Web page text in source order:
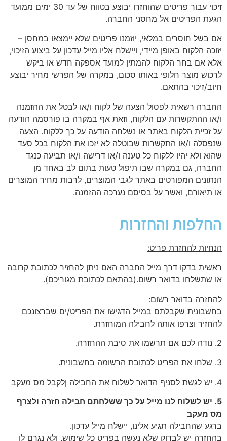
זיכוי עבור פריטים שהוחזרו יבוצע בטווח של עד 30 ימים ממועד
הגעת הפריטים אל מחסני החברה.
אם בשל חוסרים במלאי, יוזמנו פריטים שלא יימצאו במחסן –
יזוכה הלקוח באופן מיידי, ויישלח אליו מייל עדכון על ביצוע הזיכוי,
אלא אם בחר הלקוח להמתין למועד אספקה חדש או ביקש
לרכוש מוצר חלופי באותו סכום, במקרה של הפרשי מחיר יבוצע
חיוב/זיכוי בהתאם.
החברה רשאית לפסול הצעה של לקוח ו/או לבטל את ההזמנה
ו/או ההתקשרות עם הלקוח, וזאת אף במקרה בו פורסמה הודעה
על זכיית הלקוח באתר או נשלחה הודעה על כך ללקוח. הצעה
שנפסלה ו/או התקשרות שבוטלה לא יזכו את הלקוח בכל סעד
שהוא ולא יהיו ללקוח כל טענה ו/או דרישה ו/או תביעה כנגד
החברה, גם במקרה שבו תיפול טעות בתום לב באחד מן
הנתונים המפורטים באתר לגבי המוצרים, לרבות מחיר המוצרים
או תיאורם, ואשר על בסיסם נערכה ההזמנה.
החלפות והחזרות
הנחיות להחזרת פריט:
ראשית בדקו דרך מייל החברה האם ניתן להחזיר לכתובת קרובה
או שתשלחו בדואר רשום.(בהתאם לכתובת מגוריכם).
להחזרה בדואר רשום:
בחשבונית שקבלתם במייל הדגישו את הפריט/ים שברצונכם
להחזיר וצרפו אותה לחבילה המוחזרת.
2. נודה לכם אם תרשמו את סיבת ההחזרה.
3. שלחו את הפריט לכתובת הרשומה בחשבונית.
4. יש לגשת לסניף הדואר לשלוח את החבילה ןלקבל מס מעקב
5. יש לשלוח לנו מייל על כך ששלחתם חבילה חזרה ולצרף
מס מעקב
ברגע שהחבילה תגיע אלינו, יישלח מייל עדכון.
בהחזרה יש לבדוק שלא נעשה בפריט כל שימוש, ולא נגרם לו